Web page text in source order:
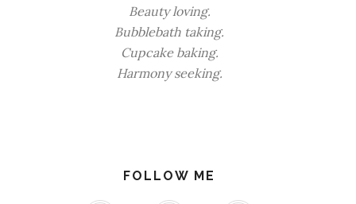
Beauty loving.
Bubblebath taking.
Cupcake baking.
Harmony seeking.
FOLLOW ME